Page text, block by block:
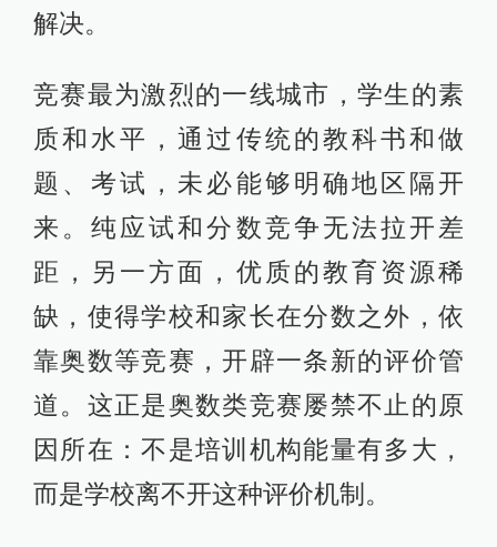
解决。
竞赛最为激烈的一线城市，学生的素
质和水平，通过传统的教科书和做
题、考试，未必能够明确地区隔开
来。纯应试和分数竞争无法拉开差
距，另一方面，优质的教育资源稀
缺，使得学校和家长在分数之外，依
靠奥数等竞赛，开辟一条新的评价管
道。这正是奥数类竞赛屡禁不止的原
因所在：不是培训机构能量有多大，
而是学校离不开这种评价机制。